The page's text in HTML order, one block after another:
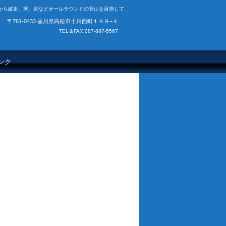
ら縦走、沢、岩などオールラウンドの登山を目指して
〒761-0433 香川県高松市十川西町１９９−４
TEL＆FAX.087-887-5567
ク